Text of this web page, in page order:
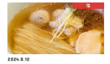
塩
2024.8.12